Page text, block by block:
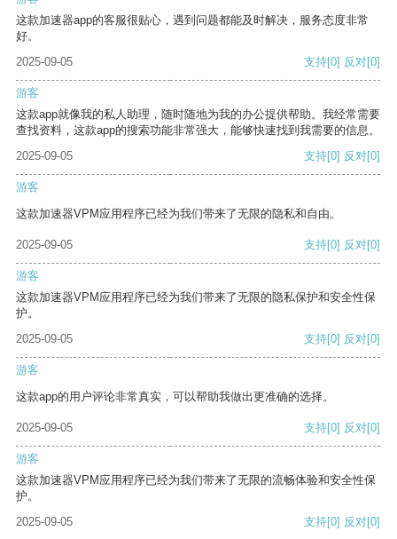
这款加速器app的客服很贴心，遇到问题都能及时解决，服务态度非常
好。
2025-09-05
支持[0] 反对[0]
游客
这款app就像我的私人助理，随时随地为我的办公提供帮助。我经常需要
查找资料，这款app的搜索功能非常强大，能够快速找到我需要的信息。
2025-09-05
支持[0] 反对[0]
游客
这款加速器VPM应用程序已经为我们带来了无限的隐私和自由。
2025-09-05 支持[0] 反对[0]
游客
这款加速器VPM应用程序已经为我们带来了无限的隐私保护和安全性保
护。
2025-09-05
支持[0] 反对[0]
游客
这款app的用户评论非常真实，可以帮助我做出更准确的选择。
2025-09-05 支持[0] 反对[0]
游客
这款加速器VPM应用程序已经为我们带来了无限的流畅体验和安全性保
护。
2025-09-05
支持[0] 反对[0]